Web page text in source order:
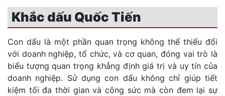
Khắc dấu Quốc Tiến
Con dấu là một phần quan trọng không thể thiếu đối
với doanh nghiệp, tổ chức, và cơ quan, đóng vai trò là
biểu tượng quan trọng khẳng định giá trị và uy tín của
doanh nghiệp. Sử dụng con dấu không chỉ giúp tiết
kiệm tối đa thời gian và công sức mà còn đem lại sự